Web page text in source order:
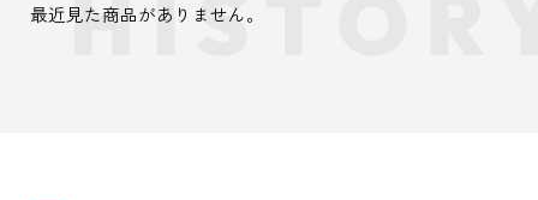
最近見た商品がありません。